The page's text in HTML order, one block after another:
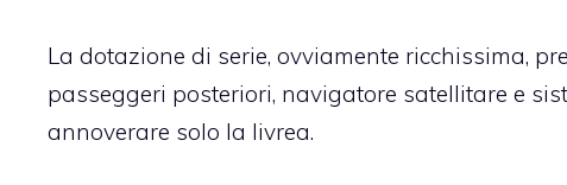
La dotazione di serie, ovviamente ricchissima,
passeggeri posteriori, navigatore satellitare e
annoverare solo la livrea.